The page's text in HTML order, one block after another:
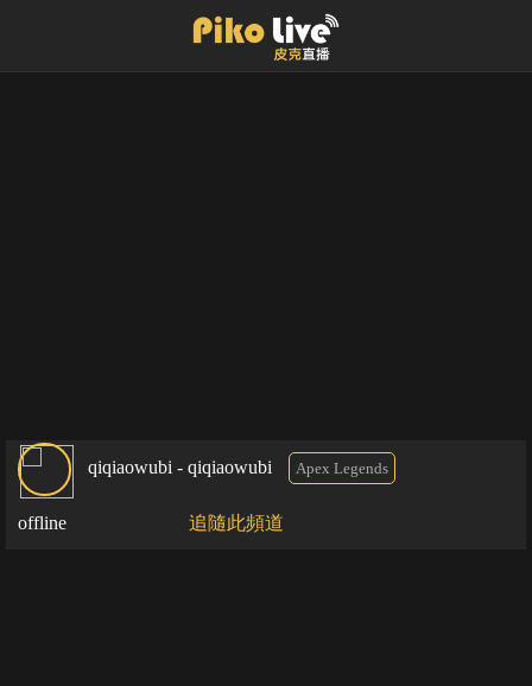
qiqiaowubi - qiqiaowubi Apex Legends
offline 追隨此頻道